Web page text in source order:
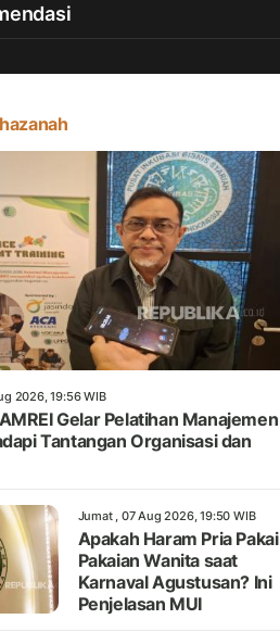
2026, 19:56 WIB
Gelar Pelatihan Manajemen
Tantangan Organisasi dan
Jumat , 07 Aug 2026, 19:50 WIB
Apakah Haram Pria Pakai
Pakaian Wanita saat
Karnaval Agustusan? Ini
Penjelasan MUI